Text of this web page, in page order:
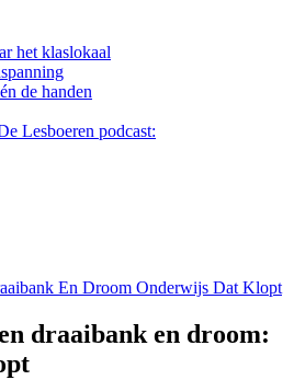
het klaslokaal
de handen
Lesboeren podcast:
En Droom Onderwijs Dat Klopt
draaibank en droom: